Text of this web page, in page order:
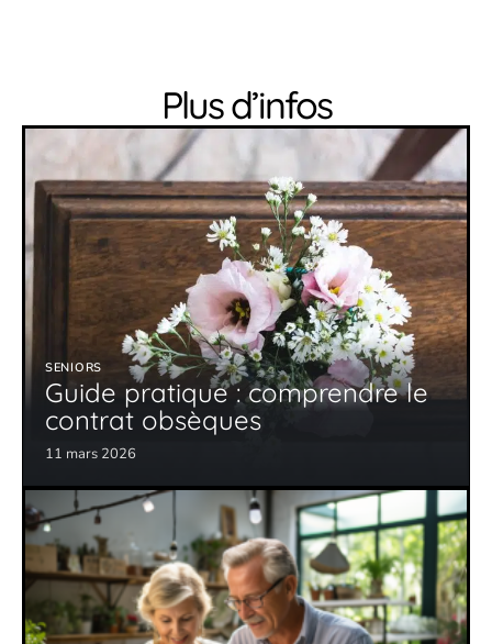
Plus d’infos
SENIORS
Guide pratique : comprendre le
contrat obsèques
11 mars 2026